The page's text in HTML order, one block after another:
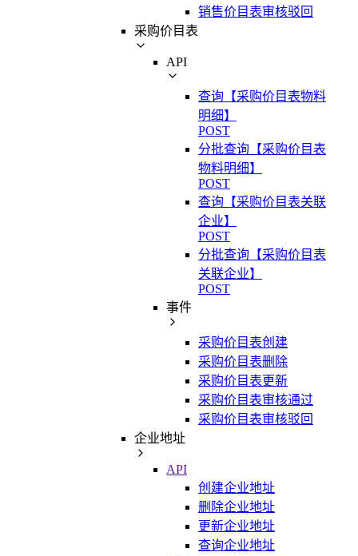
销售价目表审核驳回
采购价目表
API
查询【采购价目表物料
明细】
POST
分批查询【采购价目表
物料明细】
POST
查询【采购价目表关联
企业】
POST
分批查询【采购价目表
关联企业】
POST
事件
采购价目表创建
采购价目表删除
采购价目表更新
采购价目表审核通过
采购价目表审核驳回
企业地址
API
创建企业地址
删除企业地址
更新企业地址
查询企业地址